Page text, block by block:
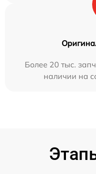
Более 20 тыс.
наличии на